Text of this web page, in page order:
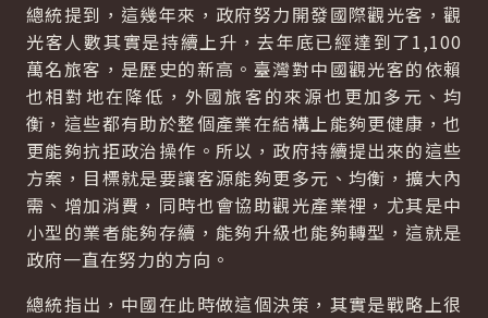
總統提到，這幾年來，政府努力開發國際觀光客，觀
光客人數其實是持續上升，去年底已經達到了1,100
萬名旅客，是歷史的新高。臺灣對中國觀光客的依賴
也相對地在降低，外國旅客的來源也更加多元、均
衡，這些都有助於整個產業在結構上能夠更健康，也
更能夠抗拒政治操作。所以，政府持續提出來的這些
方案，目標就是要讓客源能夠更多元、均衡，擴大內
需、增加消費，同時也會協助觀光產業裡，尤其是中
小型的業者能夠存續，能夠升級也能夠轉型，這就是
政府一直在努力的方向。
總統指出，中國在此時做這個決策，其實是戰略上很